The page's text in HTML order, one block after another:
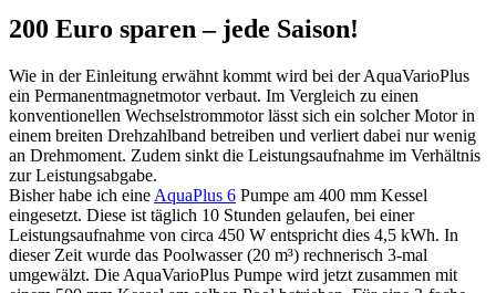
200 Euro sparen – jede Saison!
Wie in der Einleitung erwähnt kommt wird bei der AquaVarioPlus
ein Permanentmagnetmotor verbaut. Im Vergleich zu einen
konventionellen Wechselstrommotor lässt sich ein solcher Motor in
einem breiten Drehzahlband betreiben und verliert dabei nur wenig
an Drehmoment. Zudem sinkt die Leistungsaufnahme im Verhältnis
zur Leistungsabgabe.
Bisher habe ich eine AquaPlus 6 Pumpe am 400 mm Kessel
eingesetzt. Diese ist täglich 10 Stunden gelaufen, bei einer
Leistungsaufnahme von circa 450 W entspricht dies 4,5 kWh. In
dieser Zeit wurde das Poolwasser (20 m³) rechnerisch 3-mal
umgewälzt. Die AquaVarioPlus Pumpe wird jetzt zusammen mit